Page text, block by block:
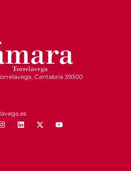
Cantabria 39300